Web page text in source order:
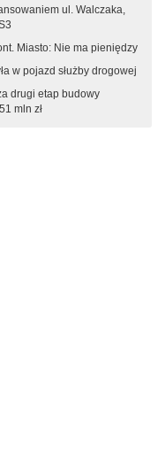
ul. Walczaka,
Miasto: Nie ma pieniędzy
w pojazd służby drogowej
drugi etap budowy
mln zł